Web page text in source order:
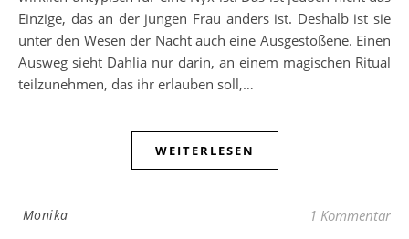
Einzige, das an der jungen Frau anders ist. Deshalb ist sie
unter den Wesen der Nacht auch eine Ausgestoßene. Einen
Ausweg sieht Dahlia nur darin, an einem magischen Ritual
teilzunehmen, das ihr erlauben soll,…
WEITERLESEN
Monika 1 Kommentar